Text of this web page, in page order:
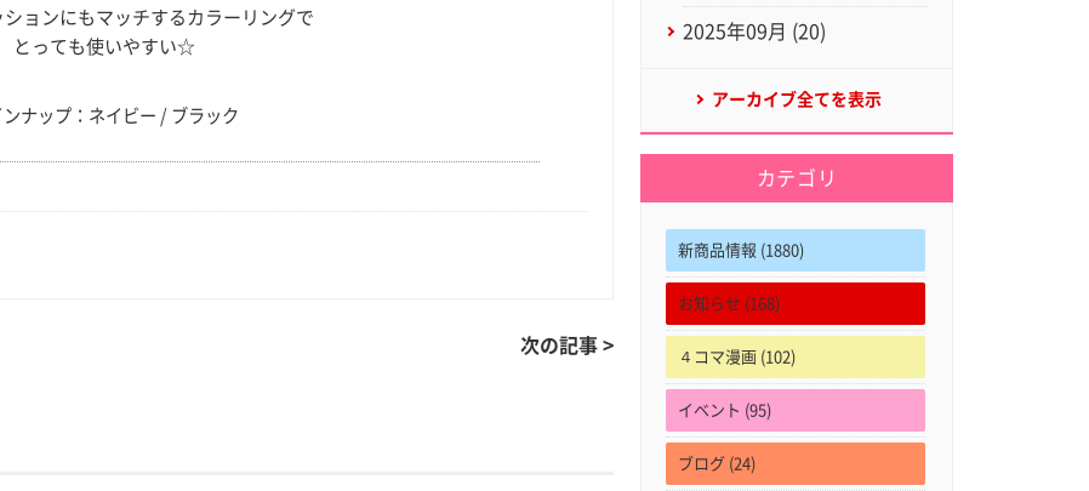
ションにもマッチするカラーリングで
とっても使いやすい☆
ンナップ：ネイビー / ブラック
次の記事 >
2025年09月 (20)
アーカイブ全てを表示
カテゴリ
新商品情報 (1880)
お知らせ (168)
４コマ漫画 (102)
イベント (95)
ブログ (24)